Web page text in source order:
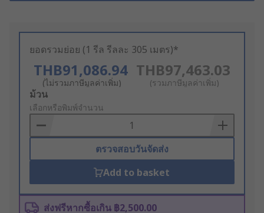
ยอดรวมย่อย (1 รีล รีลละ 305 เมตร)*
THB91,086.94
(ไม่รวมภาษีมูลค่าเพิ่ม)
THB97,463.03
(รวมภาษีมูลค่าเพิ่ม)
Add
to
Basket
ม้วน
เลือกหรือพิมพ์จำนวน
ตรวจสอบวันจัดส่ง
Add to basket
ส่งฟรีหากซื้อเกิน ฿2,500.00